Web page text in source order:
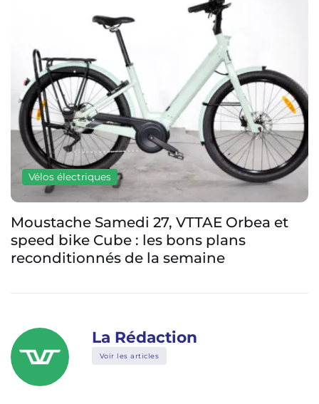
Vélos électriques
Moustache Samedi 27, VTTAE Orbea et
speed bike Cube : les bons plans
reconditionnés de la semaine
La Rédaction
Voir les articles